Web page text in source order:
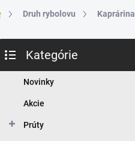
DomovDruh rybolovu Kaprárina
kategórie
Kategórie
Novinky
Akcie
Prúty